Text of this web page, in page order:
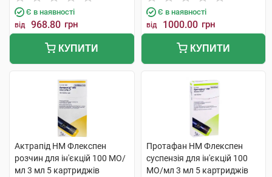
Є в наявності
від 968.80 грн
КУПИТИ
Є в наявності
від 1000.00 грн
КУПИТИ
Актрапід HM Флекспен
розчин для ін'єкцій 100 МО/
мл 3 мл 5 картриджів
Протафан НМ Флекспен
суспензія для ін'єкцій 100
МО/мл 3 мл 5 картриджів